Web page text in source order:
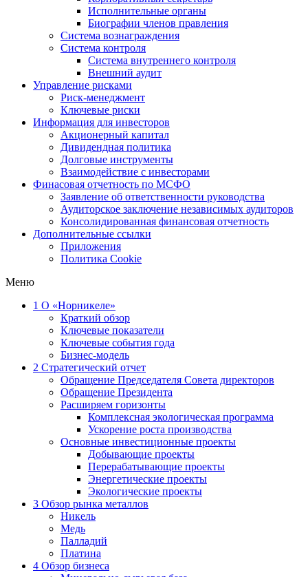
Исполнительные органы
Биографии членов правления
Система вознаграждения
Система контроля
Система внутреннего контроля
Внешний аудит
Управление рисками
Риск-менеджмент
Ключевые риски
Информация для инвесторов
Акционерный капитал
Дивидендная политика
Долговые инструменты
Взаимодействие с инвеcторами
Финасовая отчетность по МСФО
Заявление об ответственности руководства
Аудиторское заключение независимых аудиторов
Консолидированная финансовая отчетность
Дополнительные ссылки
Приложения
Политика Cookie
Меню
1 О «Норникеле»
Краткий обзор
Ключевые показатели
Ключевые события года
Бизнес-модель
2 Стратегический отчет
Обращение Председателя Совета директоров
Обращение Президента
Расширяем горизонты
Комплексная экологическая программа
Ускорение роста производства
Основные инвестиционные проекты
Добывающие проекты
Перерабатывающие проекты
Энергетические проекты
Экологические проекты
3 Обзор рынка металлов
Никель
Медь
Палладий
Платина
4 Обзор бизнеса